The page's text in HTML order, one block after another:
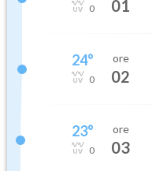
0 01
24°
0
ore
02
23°
0
ore
03